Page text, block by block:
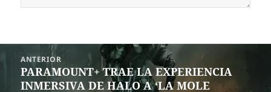
Navegación
entradas
ANTERIOR
Entrada
anterior:
PARAMOUNT+ TRAE LA EXPERIENCIA
INMERSIVA DE HALO A ‘LA MOLE